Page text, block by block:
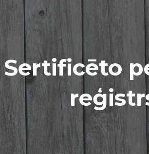
Skip to
Sertificēto